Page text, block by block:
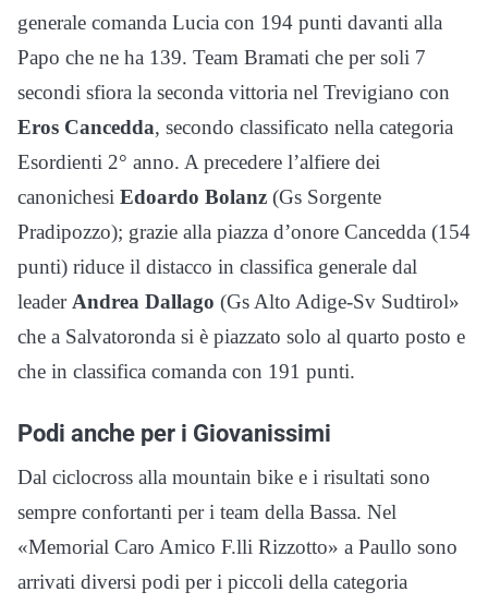
generale comanda Lucia con 194 punti davanti alla
Papo che ne ha 139. Team Bramati che per soli 7
secondi sfiora la seconda vittoria nel Trevigiano con
Eros Cancedda, secondo classificato nella categoria
Esordienti 2° anno. A precedere l’alfiere dei
canonichesi Edoardo Bolanz (Gs Sorgente
Pradipozzo); grazie alla piazza d’onore Cancedda (154
punti) riduce il distacco in classifica generale dal
leader Andrea Dallago (Gs Alto Adige-Sv Sudtirol»
che a Salvatoronda si è piazzato solo al quarto posto e
che in classifica comanda con 191 punti.
Podi anche per i Giovanissimi
Dal ciclocross alla mountain bike e i risultati sono
sempre confortanti per i team della Bassa. Nel
«Memorial Caro Amico F.lli Rizzotto» a Paullo sono
arrivati diversi podi per i piccoli della categoria